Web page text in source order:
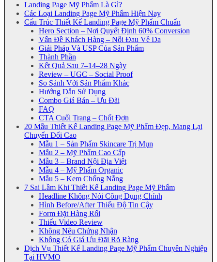
Landing Page Mỹ Phẩm Là Gì?
Các Loại Landing Page Mỹ Phẩm Hiện Nay
Cấu Trúc Thiết Kế Landing Page Mỹ Phẩm Chuẩn
Hero Section – Nơi Quyết Định 60% Conversion
Vấn Đề Khách Hàng – Nỗi Đau Về Da
Giải Pháp Và USP Của Sản Phẩm
Thành Phần
Kết Quả Sau 7–14–28 Ngày
Review – UGC – Social Proof
So Sánh Với Sản Phẩm Khác
Hướng Dẫn Sử Dụng
Combo Giá Bán – Ưu Đãi
FAQ
CTA Cuối Trang – Chốt Đơn
20 Mẫu Thiết Kế Landing Page Mỹ Phẩm Đẹp, Mang Lại
Chuyển Đổi Cao
Mẫu 1 – Sản Phẩm Skincare Trị Mụn
Mẫu 2 – Mỹ Phẩm Cao Cấp
Mẫu 3 – Brand Nội Địa Việt
Mẫu 4 – Mỹ Phẩm Organic
Mẫu 5 – Kem Chống Nắng
7 Sai Lầm Khi Thiết Kế Landing Page Mỹ Phẩm
Headline Không Nói Công Dụng Chính
Hình Before/After Thiếu Độ Tin Cậy
Form Đặt Hàng Rối
Thiếu Video Review
Không Nêu Chứng Nhận
Không Có Giá Ưu Đãi Rõ Ràng
Dịch Vụ Thiết Kế Landing Page Mỹ Phẩm Chuyên Nghiệp
Tại HVMO